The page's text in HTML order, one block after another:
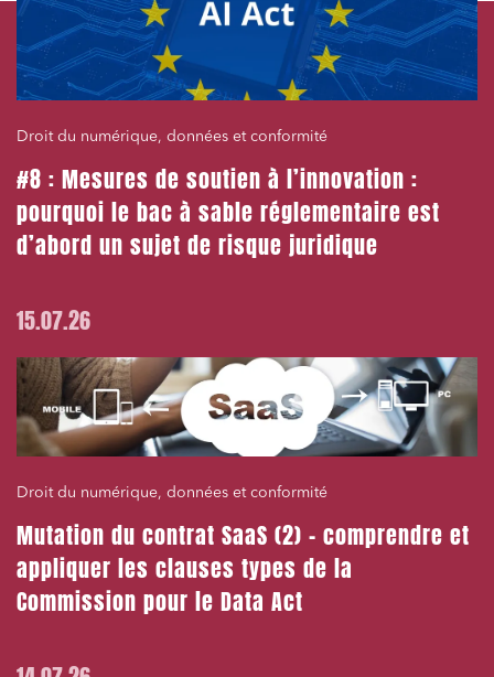
Droit du numérique, données et conformité
#8 : Mesures de soutien à l’innovation :
pourquoi le bac à sable réglementaire est
d’abord un sujet de risque juridique
15.07.26
Droit du numérique, données et conformité
Mutation du contrat SaaS (2) – comprendre et
appliquer les clauses types de la
Commission pour le Data Act